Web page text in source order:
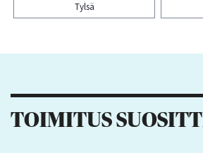
Tylsä
TOIMITUS